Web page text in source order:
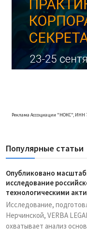
Реклама Ассоциации "НОКС", ИНН
Популярные статьи
Опубликовано
исследование
технологическими
Исследование,
Нерчинской, VERBA
охватывает анализ